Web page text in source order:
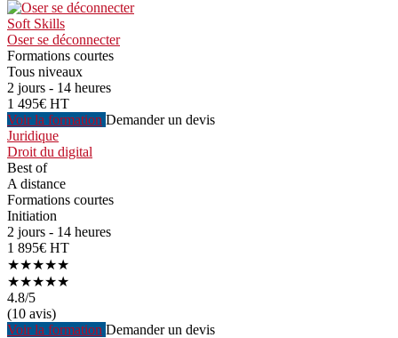
Soft Skills
Oser se déconnecter
Formations courtes
Tous niveaux
2 jours - 14 heures
1 495€ HT
Voir la formation Demander un devis
Juridique
Droit du digital
Best of
A distance
Formations courtes
Initiation
2 jours - 14 heures
1 895€ HT
★★★★★
★★★★★
4.8/5
(10 avis)
Voir la formation Demander un devis